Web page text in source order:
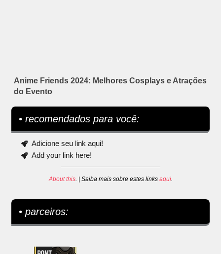
Anime Friends 2024: Melhores Cosplays e Atrações
do Evento
• recomendados para você:
Adicione seu link aqui!
Add your link here!
About this. | Saiba mais sobre estes links aqui.
• parceiros: